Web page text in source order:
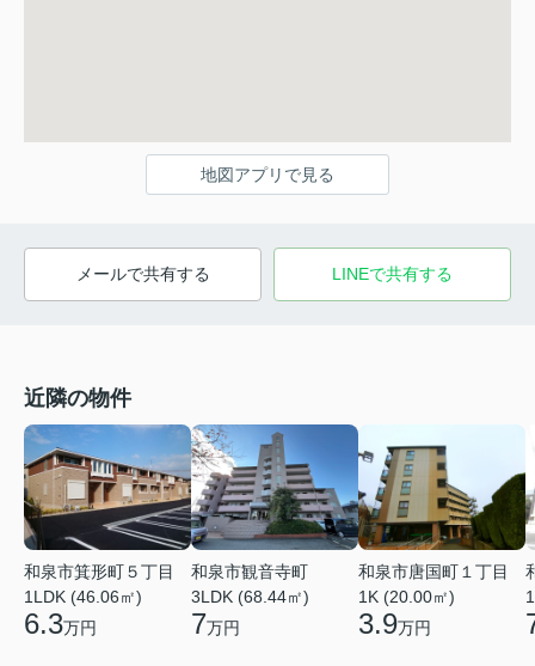
地図アプリで見る
メールで共有する LINEで共有する
近隣の物件
和泉市箕形町５丁目
1LDK (46.06㎡)
6.3万円
和泉市観音寺町
3LDK (68.44㎡)
7万円
和泉市唐国町１丁目
1K (20.00㎡)
3.9万円